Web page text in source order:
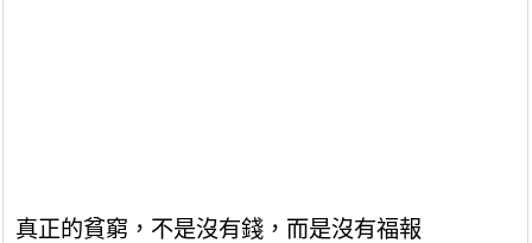
真正的貧窮，不是沒有錢，而是沒有福報